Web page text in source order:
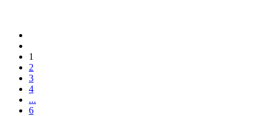
1
2
3
4
...
6